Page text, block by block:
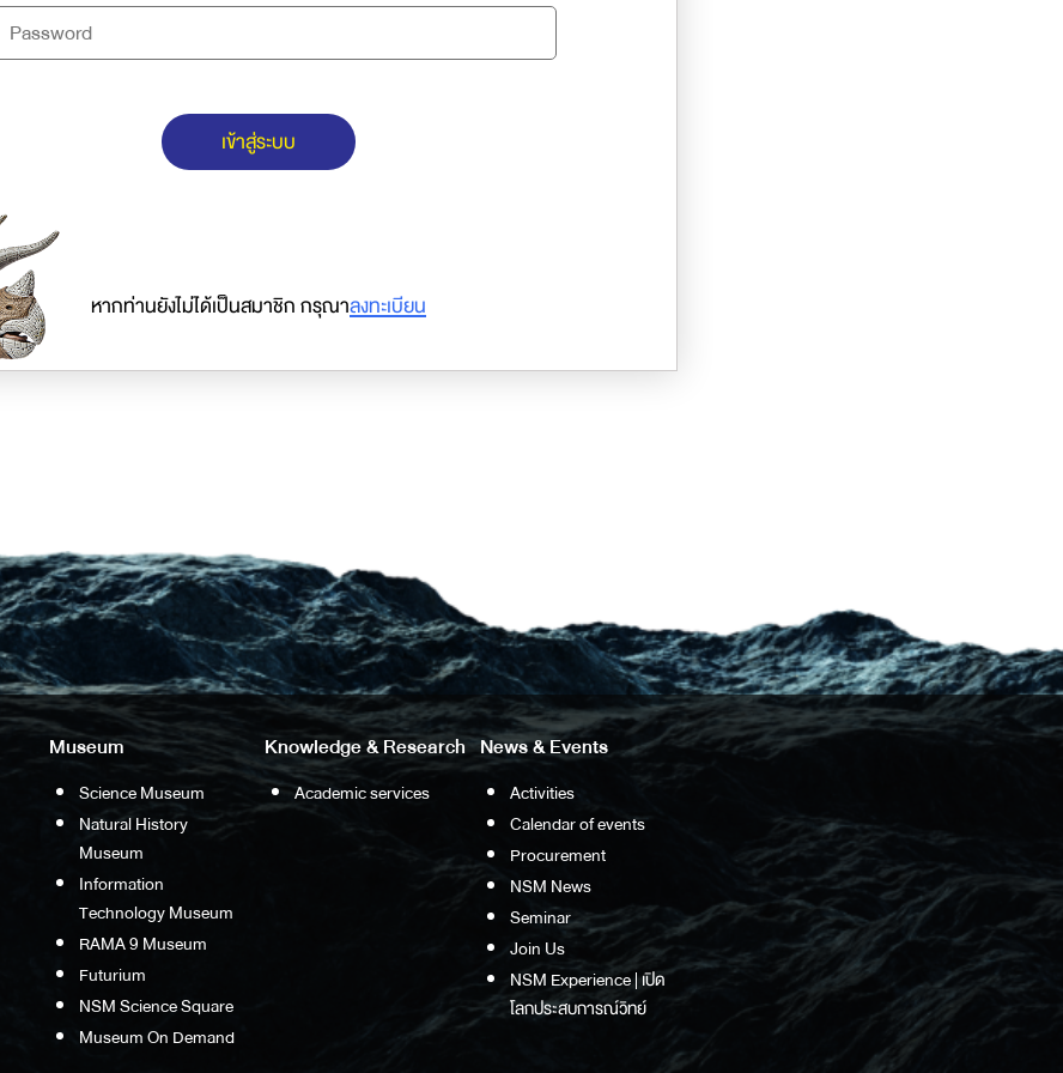
เข้าสู่ระบบ
หากท่านยังไม่ได้เป็นสมาชิก กรุณาลงทะเบียน
Museum
Science Museum
Natural History
Museum
Information
Technology Museum
RAMA 9 Museum
Futurium
NSM Science Square
Museum On Demand
Knowledge & Research
Academic services
News & Events
Activities
Calendar of events
Procurement
NSM News
Seminar
Join Us
NSM Experience | เปิด
โลกประสบการณ์วิทย์